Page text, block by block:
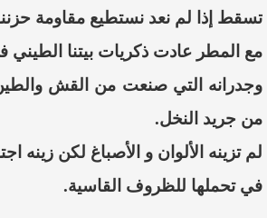
تسقط إذا لم نعد نستطيع مقاومة
مع المطر عادت ذكريات بيتنا
وجدرانه التي صنعت من القش
من جريد النخل.
لم تزينه الألوان و الأصباغ لكن زينه
في تحملها للظروف القاسية.